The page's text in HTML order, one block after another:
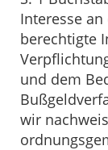
Interesse
berechtigte
und dem
wir